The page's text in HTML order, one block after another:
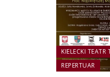
KIELECKI TEATR
REPERTUAR